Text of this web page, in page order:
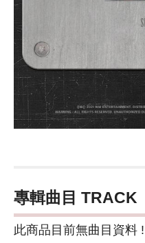
專輯曲目 TRACK
此商品目前無曲目資料 !